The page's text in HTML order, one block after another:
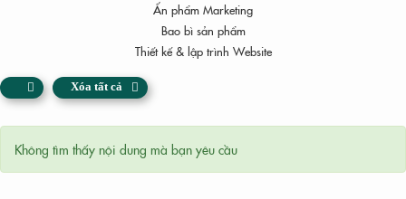
Ấn phẩm Marketing
Bao bì sản phẩm
Thiết kế & lập trình Website
Xóa tất cả
Không tìm thấy nội dung mà bạn yêu cầu